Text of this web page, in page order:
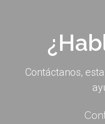
Contáctanos,